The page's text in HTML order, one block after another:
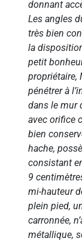
donnant
Les angles
très bien
la
petit
propriétaire,
pénétrer à
dans le mur
avec orifice
bien
hache,
consistant
9
mi-hauteur
plein pied,
carronnée,
métallique,